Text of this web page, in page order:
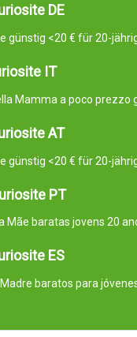
DE
günstig <20 € für 20-
IT
Mamma a poco prezzo
AT
günstig <20 € für 20-
PT
Mãe baratas jovens 20
ES
baratos para